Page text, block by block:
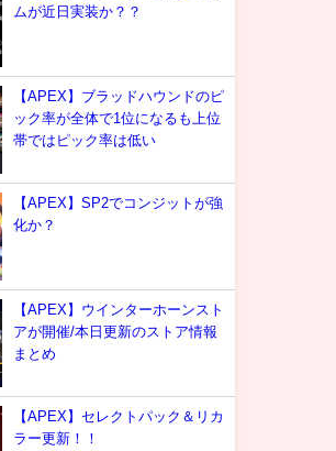
ムが近日実装か？？
【APEX】ブラッドハウンドのピ
ック率が全体で1位になるも上位
帯ではピック率は低い
【APEX】SP2でコンジットが強
化か？
【APEX】ウインターホーンスト
アが開催/本日更新のストア情報
まとめ
【APEX】セレクトパック＆リカ
ラー更新！！